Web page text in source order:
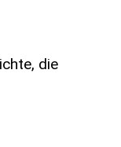
die